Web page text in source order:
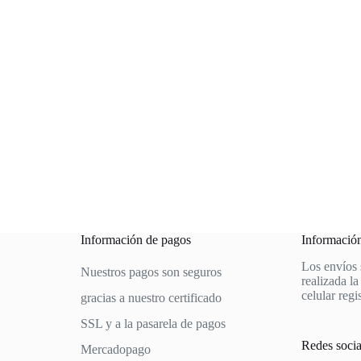
Información de pagos
Nuestros pagos son seguros
gracias a nuestro certificado
SSL y a la pasarela de pagos
Mercadopago
Los envíos
realizada
celular
Redes